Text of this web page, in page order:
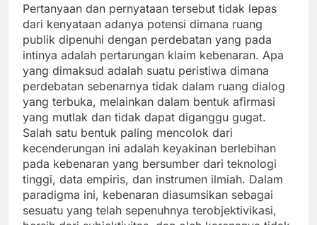
Pertanyaan dan pernyataan tersebut tidak lepas
dari kenyataan adanya potensi dimana ruang
publik dipenuhi dengan perdebatan yang pada
intinya adalah pertarungan klaim kebenaran. Apa
yang dimaksud adalah suatu peristiwa dimana
perdebatan sebenarnya tidak dalam ruang dialog
yang terbuka, melainkan dalam bentuk afirmasi
yang mutlak dan tidak dapat diganggu gugat.
Salah satu bentuk paling mencolok dari
kecenderungan ini adalah keyakinan berlebihan
pada kebenaran yang bersumber dari teknologi
tinggi, data empiris, dan instrumen ilmiah. Dalam
paradigma ini, kebenaran diasumsikan sebagai
sesuatu yang telah sepenuhnya terobjektivikasi,